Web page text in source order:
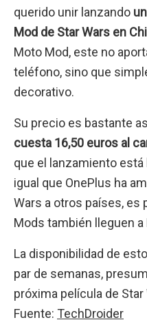
querido unir lanzando
Mod de Star Wars en
Moto Mod, este no
teléfono, sino que
decorativo.
Su precio es bastante
cuesta 16,50 euros al
que el lanzamiento está
igual que OnePlus ha
Wars a otros países,
Mods también lleguen a
La disponibilidad de
par de semanas,
próxima película de
Fuente: TechDroider